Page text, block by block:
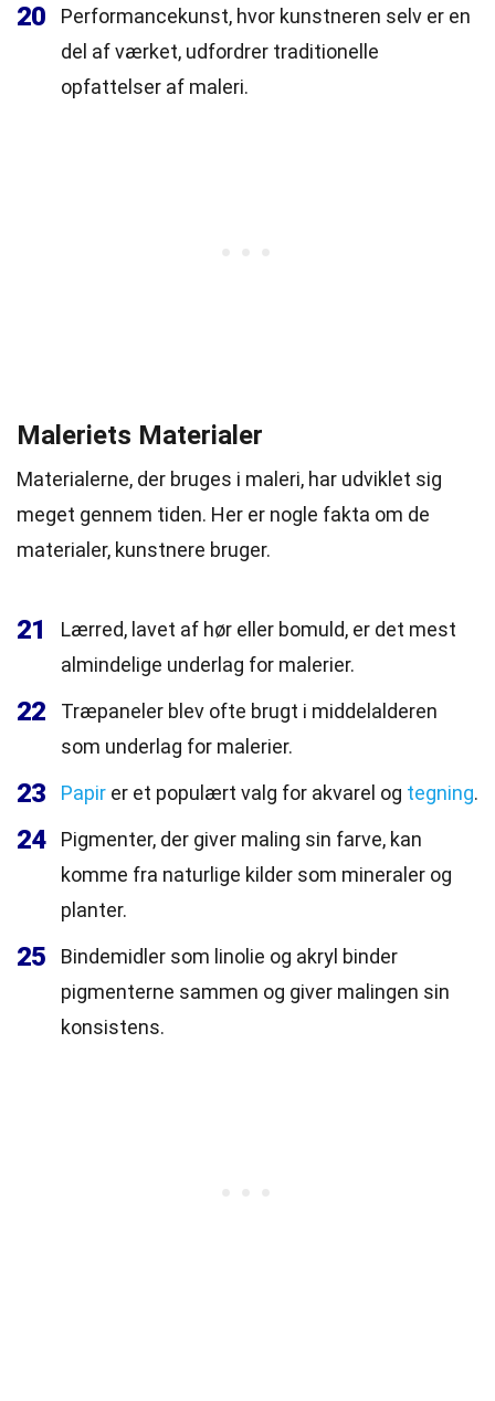
20
Performancekunst, hvor kunstneren selv er en
del af værket, udfordrer traditionelle
opfattelser af maleri.
Maleriets Materialer
Materialerne, der bruges i maleri, har udviklet sig
meget gennem tiden. Her er nogle fakta om de
materialer, kunstnere bruger.
21
Lærred, lavet af hør eller bomuld, er det mest
almindelige underlag for malerier.
22
Træpaneler blev ofte brugt i middelalderen
som underlag for malerier.
23 Papir er et populært valg for akvarel og tegning.
24
Pigmenter, der giver maling sin farve, kan
komme fra naturlige kilder som mineraler og
planter.
25
Bindemidler som linolie og akryl binder
pigmenterne sammen og giver malingen sin
konsistens.